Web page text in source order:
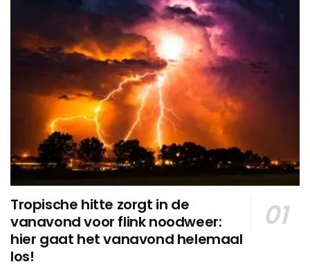
Tropische hitte zorgt in de
vanavond voor flink noodweer:
hier gaat het vanavond helemaal
los!